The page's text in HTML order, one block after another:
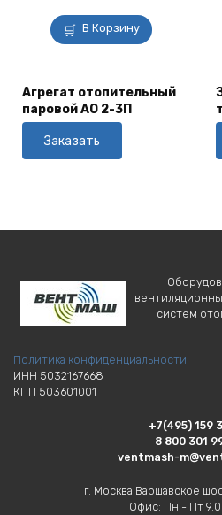
В Корзину
Агрегат отопительный
паровой АО 2-3П
Заказать
систем
Политика конфиденциальности
ИНН 5032167668
КПП 503601001
+7(495) 159
8 800 301
ventmash-
г. Москва Варшавское
Офис: Пн - Пт